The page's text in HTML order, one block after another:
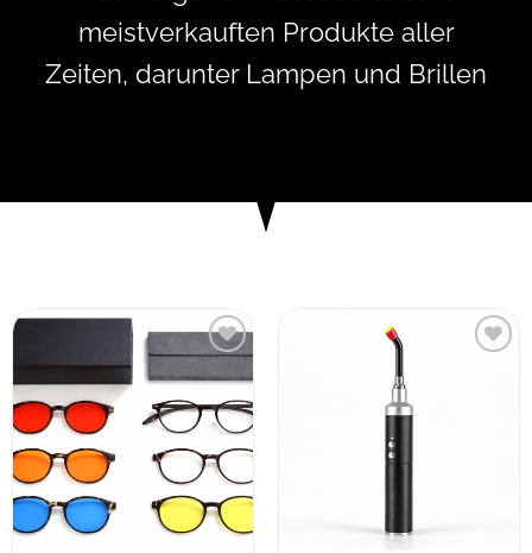
gewählt
meistverkauften Produkte aller
Zeiten, darunter Lampen und Brillen
Wunschliste
hinzufügen